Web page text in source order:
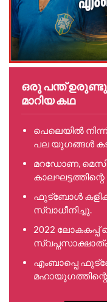
ഒരു പന്ത്
മാറിയ കഥ
പെലെയിൽ
പല യുഗങ്ങൾ
മറഡോണ,
ഫുട്ബോൾ
സ്വാധീനിച്ചു.
2022 ലോകകപ്പ്
എംബാപ്പെ